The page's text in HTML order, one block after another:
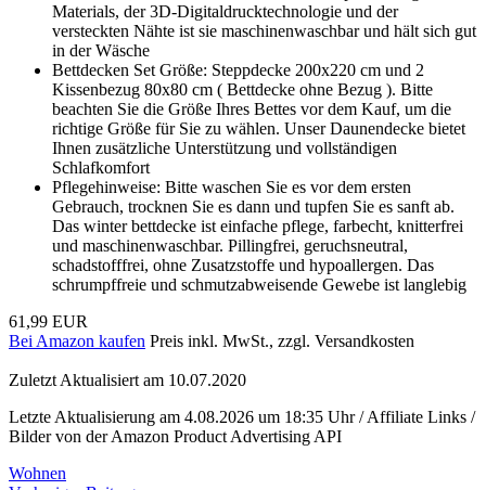
Materials, der 3D-Digitaldrucktechnologie und der
versteckten Nähte ist sie maschinenwaschbar und hält sich gut
in der Wäsche
Bettdecken Set Größe: Steppdecke 200x220 cm und 2
Kissenbezug 80x80 cm ( Bettdecke ohne Bezug ). Bitte
beachten Sie die Größe Ihres Bettes vor dem Kauf, um die
richtige Größe für Sie zu wählen. Unser Daunendecke bietet
Ihnen zusätzliche Unterstützung und vollständigen
Schlafkomfort
Pflegehinweise: Bitte waschen Sie es vor dem ersten
Gebrauch, trocknen Sie es dann und tupfen Sie es sanft ab.
Das winter bettdecke ist einfache pflege, farbecht, knitterfrei
und maschinenwaschbar. Pillingfrei, geruchsneutral,
schadstofffrei, ohne Zusatzstoffe und hypoallergen. Das
schrumpffreie und schmutzabweisende Gewebe ist langlebig
61,99 EUR
Bei Amazon kaufen Preis inkl. MwSt., zzgl. Versandkosten
Zuletzt Aktualisiert am 10.07.2020
Letzte Aktualisierung am 4.08.2026 um 18:35 Uhr / Affiliate Links /
Bilder von der Amazon Product Advertising API
Wohnen